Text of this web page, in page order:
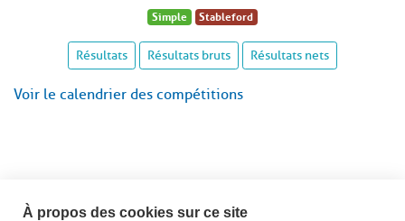
Simple Stableford
Résultats Résultats bruts Résultats nets
Voir le calendrier des compétitions
À propos des cookies sur ce site